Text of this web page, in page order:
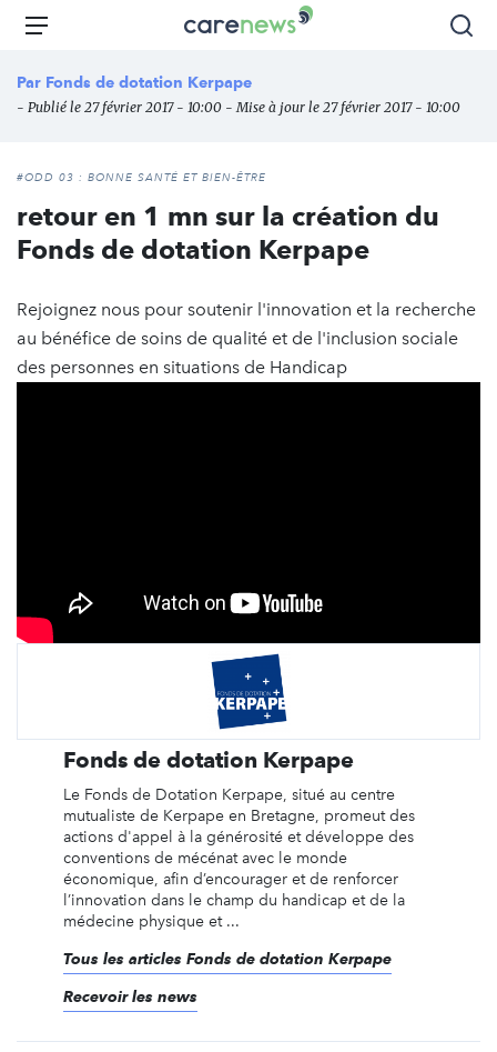
Aller
principal
Carenews,
média
des
l'engagement
Menu
Par Fonds de dotation Kerpape
- Publié le 27 février 2017 - 10:00 - Mise à jour le 27 février 2017 - 10:00
#ODD 03 : BONNE SANTÉ ET BIEN-ÊTRE
retour en 1 mn sur la création du
Fonds de dotation Kerpape
Rejoignez nous pour soutenir l'innovation et la recherche
au bénéfice de soins de qualité et de l'inclusion sociale
des personnes en situations de Handicap
Fonds de dotation Kerpape
Le Fonds de Dotation Kerpape, situé au centre
mutualiste de Kerpape en Bretagne, promeut des
actions d'appel à la générosité et développe des
conventions de mécénat avec le monde
économique, afin d’encourager et de renforcer
l’innovation dans le champ du handicap et de la
médecine physique et ...
Tous les articles Fonds de dotation Kerpape
Recevoir les news